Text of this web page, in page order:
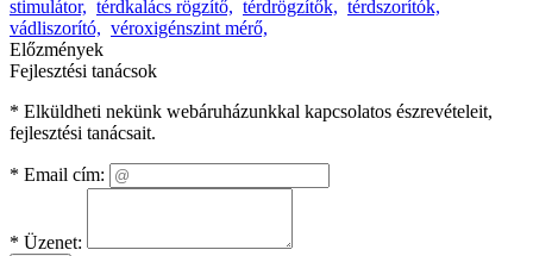
stimulátor, térdkalács rögzítő, térdrögzítők, térdszorítók,
vádliszorító, véroxigénszint mérő,
Előzmények
Fejlesztési tanácsok
* Elküldheti nekünk webáruházunkkal kapcsolatos észrevételeit,
fejlesztési tanácsait.
* Email cím:
* Üzenet: